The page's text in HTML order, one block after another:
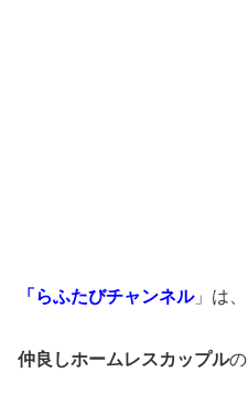
「らふたびチャンネル」は、
仲良しホームレスカップルの